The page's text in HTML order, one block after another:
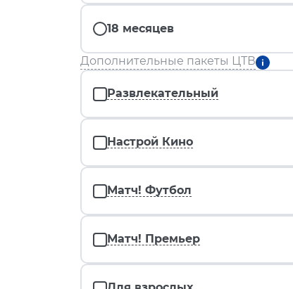
18 месяцев
Дополнительные пакеты ЦТВ
Развлекательный
Настрой Кино
Матч! Футбол
Матч! Премьер